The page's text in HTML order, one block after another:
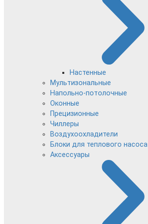
Настенные
Мультизональные
Напольно-потолочные
Оконные
Прецизионные
Чиллеры
Воздухоохладители
Блоки для теплового насоса
Аксессуары